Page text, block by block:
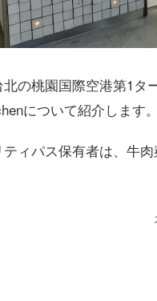
の桃園国際空港第1タ
について紹介します。
ィパス保有者は、牛